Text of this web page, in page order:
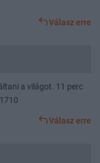
Válasz erre
a világot. 11 perc
Válasz erre